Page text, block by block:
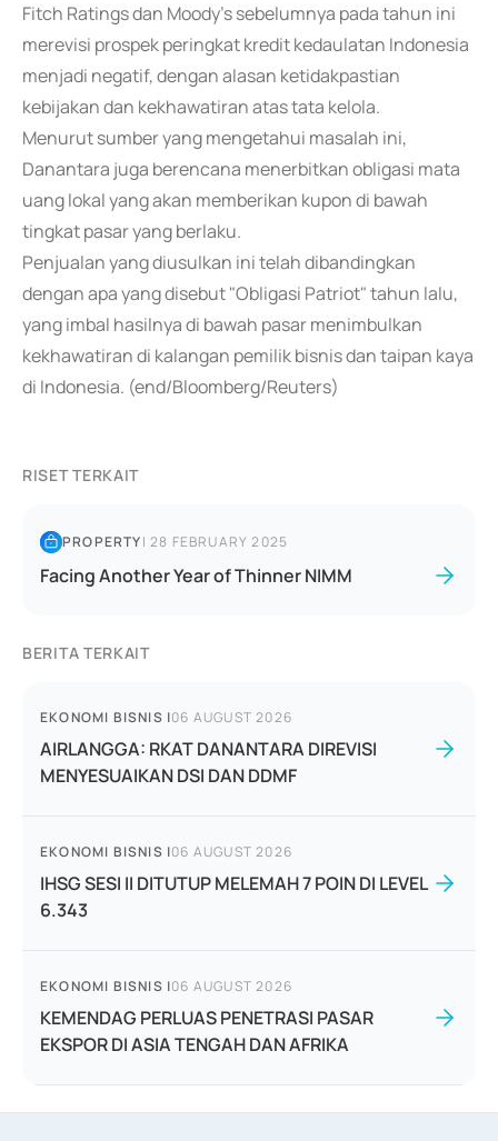
Fitch Ratings dan Moody's sebelumnya pada tahun ini
merevisi prospek peringkat kredit kedaulatan Indonesia
menjadi negatif, dengan alasan ketidakpastian
kebijakan dan kekhawatiran atas tata kelola.
Menurut sumber yang mengetahui masalah ini,
Danantara juga berencana menerbitkan obligasi mata
uang lokal yang akan memberikan kupon di bawah
tingkat pasar yang berlaku.
Penjualan yang diusulkan ini telah dibandingkan
dengan apa yang disebut "Obligasi Patriot" tahun lalu,
yang imbal hasilnya di bawah pasar menimbulkan
kekhawatiran di kalangan pemilik bisnis dan taipan kaya
di Indonesia. (end/Bloomberg/Reuters)
RISET TERKAIT
PROPERTY|28 FEBRUARY 2025
Facing Another Year of Thinner NIMM
BERITA TERKAIT
EKONOMI BISNIS |06 AUGUST 2026
AIRLANGGA: RKAT DANANTARA DIREVISI
MENYESUAIKAN DSI DAN DDMF
EKONOMI BISNIS |06 AUGUST 2026
IHSG SESI II DITUTUP MELEMAH 7 POIN DI LEVEL
6.343
EKONOMI BISNIS |06 AUGUST 2026
KEMENDAG PERLUAS PENETRASI PASAR
EKSPOR DI ASIA TENGAH DAN AFRIKA